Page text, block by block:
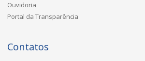
Ouvidoria
Portal da Transparência
Contatos